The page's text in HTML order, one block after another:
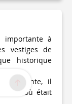
importante à
vestiges de
historique
florissante, il
» où était